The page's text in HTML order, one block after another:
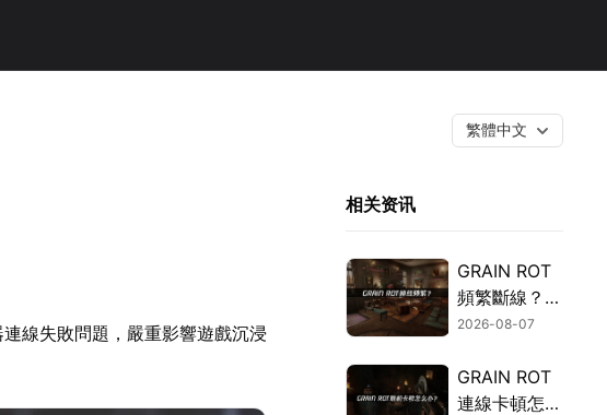
繁體中文
線失敗問題，嚴重影響遊戲沉浸
相关资讯
GRAIN ROT
頻繁斷線？網
路優化指南一
2026-08-07
GRAIN ROT
連線卡頓怎麼